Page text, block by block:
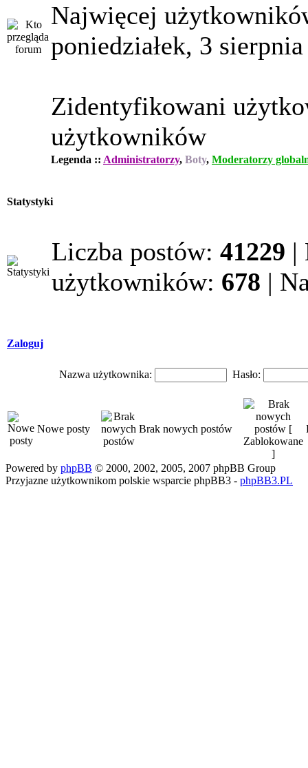
Najwięcej
poniedziałek, 3
Zidentyfikowani
użytkowników
Legenda :: Administratorzy, Boty, Moderatorzy
Statystyki
Liczba postów: 41229 |
użytkowników: 678 |
Zaloguj
Nazwa użytkownika: Hasło:
Nowe posty Brak nowych postów
Powered by phpBB © 2000, 2002, 2005, 2007 phpBB Group
Przyjazne użytkownikom polskie wsparcie phpBB3 - phpBB3.PL